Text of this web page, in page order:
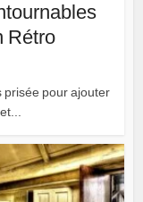
Rétro
prisée pour ajouter